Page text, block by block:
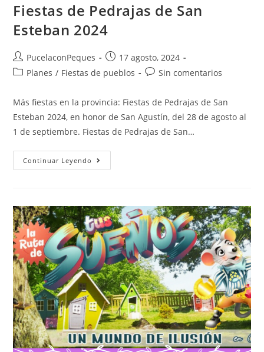
Fiestas de Pedrajas de San
Esteban 2024
PucelaconPeques
17 agosto, 2024
Planes / Fiestas de pueblos Sin comentarios
Más fiestas en la provincia: Fiestas de Pedrajas de San
Esteban 2024, en honor de San Agustín, del 28 de agosto al
1 de septiembre. Fiestas de Pedrajas de San…
Continuar Leyendo